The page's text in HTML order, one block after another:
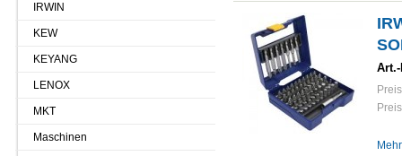
Art.-
IRWIN
KEW
KEYANG
LENOX
MKT
Maschinen